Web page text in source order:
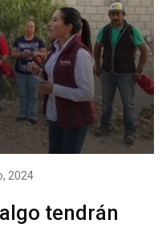
2024
tendrán